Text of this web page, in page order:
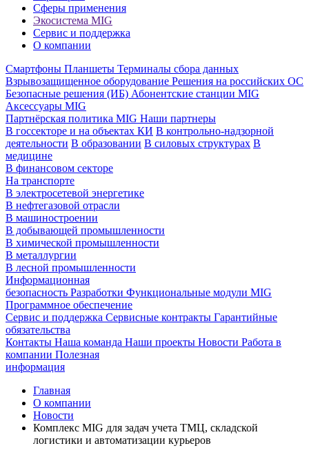
Сферы применения
Экосистема MIG
Сервис и поддержка
О компании
Смартфоны Планшеты Терминалы сбора данных
Взрывозащищенное оборудование Решения на российских ОС
Безопасные решения (ИБ) Абонентские станции MIG
Аксессуары MIG
Партнёрская политика MIG Наши партнеры
В госсекторе и на объектах КИ В контрольно-надзорной
деятельности В образовании В силовых структурах В
медицине
В финансовом секторе
На транспорте
В электросетевой энергетике
В нефтегазовой отрасли
В машиностроении
В добывающей промышленности
В химической промышленности
В металлургии
В лесной промышленности
Информационная
безопасность Разработки Функциональные модули MIG
Программное обеспечение
Сервис и поддержка Сервисные контракты Гарантийные
обязательства
Контакты Наша команда Наши проекты Новости Работа в
компании Полезная
информация
Главная
О компании
Новости
Комплекс MIG для задач учета ТМЦ, складской
логистики и автоматизации курьеров